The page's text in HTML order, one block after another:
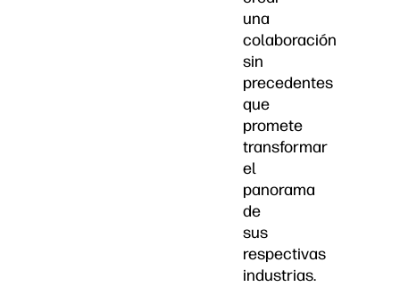
una
colaboración
sin
precedentes
que
promete
transformar
el
panorama
de
sus
respectivas
industrias.